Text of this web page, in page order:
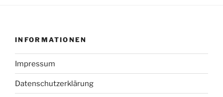
INFORMATIONEN
Impressum
Datenschutzerklärung